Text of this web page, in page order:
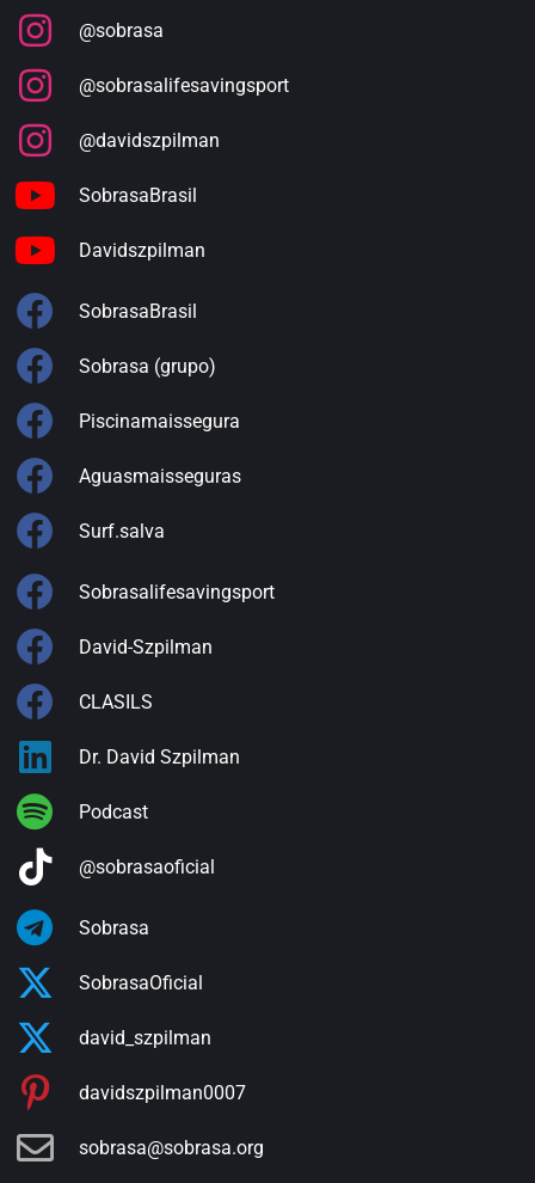
@sobrasa
@sobrasalifesavingsport
@davidszpilman
SobrasaBrasil
Davidszpilman
SobrasaBrasil
Sobrasa (grupo)
Piscinamaissegura
Aguasmaisseguras
Surf.salva
Sobrasalifesavingsport
David-Szpilman
CLASILS
Dr. David Szpilman
Podcast
@sobrasaoficial
Sobrasa
SobrasaOficial
david_szpilman
davidszpilman0007
sobrasa@sobrasa.org